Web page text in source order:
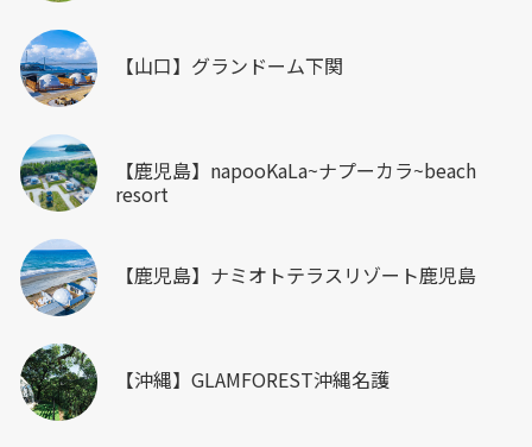
【山口】グランドーム下関
【鹿児島】napooKaLa~ナプーカラ~beach
resort
【鹿児島】ナミオトテラスリゾート鹿児島
【沖縄】GLAMFOREST沖縄名護